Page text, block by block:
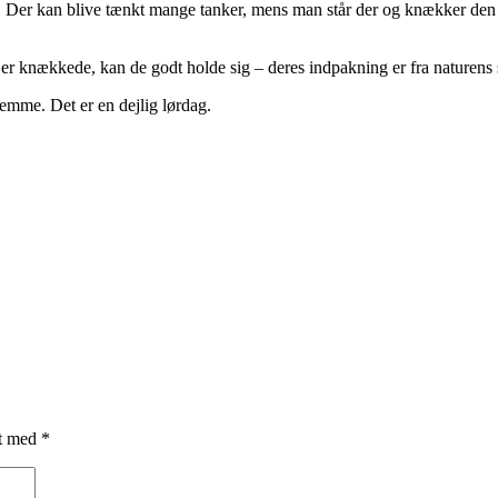
kan blive tænkt mange tanker, mens man står der og knækker
knækkede, kan de godt holde sig – deres indpakning er fra
Det er en dejlig lørdag.
med *